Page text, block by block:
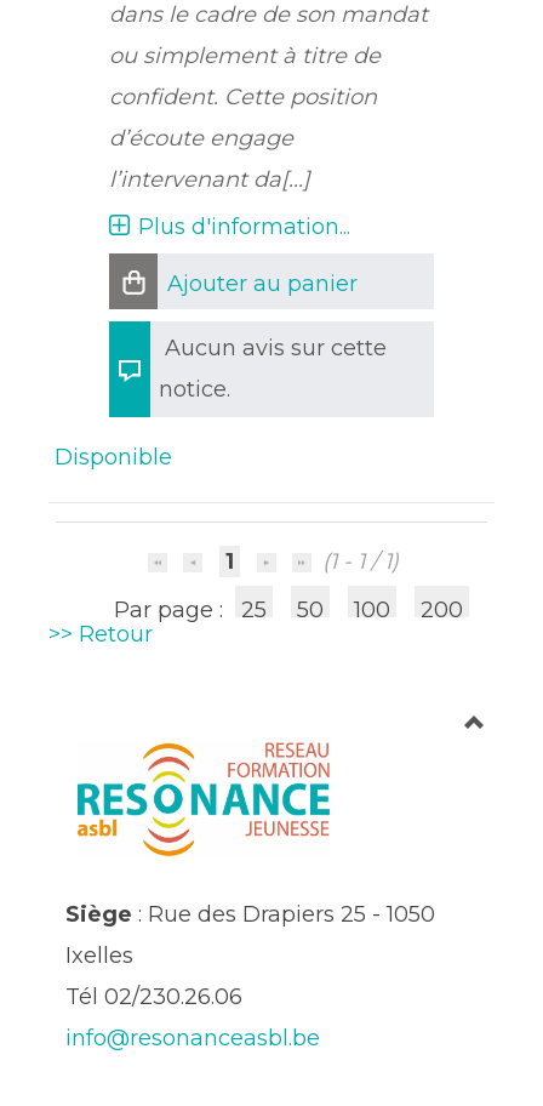
dans le cadre de son mandat
ou simplement à titre de
confident. Cette position
d’écoute engage
l’intervenant da[...]
Plus d'information...
Ajouter au panier
Aucun avis sur cette
notice.
Disponible
1
(1 - 1 / 1)
Par page :
25 50 100
200
>> Retour
Siège : Rue des Drapiers 25 - 1050
Ixelles
Tél 02/230.26.06
info@resonanceasbl.be